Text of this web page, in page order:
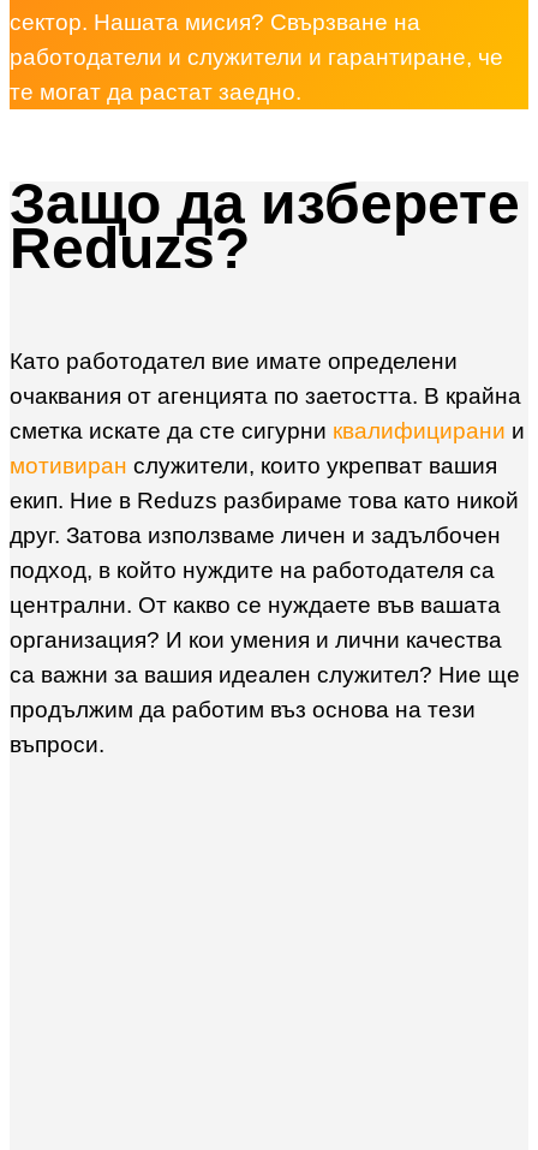
сектор. Нашата мисия? Свързване на
работодатели и служители и гарантиране, че
те могат да растат заедно.
Защо да изберете
Reduzs?
Като работодател вие имате определени
очаквания от агенцията по заетостта. В крайна
сметка искате да сте сигурни квалифицирани и
мотивиран служители, които укрепват вашия
екип. Ние в Reduzs разбираме това като никой
друг. Затова използваме личен и задълбочен
подход, в който нуждите на работодателя са
централни. От какво се нуждаете във вашата
организация? И кои умения и лични качества
са важни за вашия идеален служител? Ние ще
продължим да работим въз основа на тези
въпроси.